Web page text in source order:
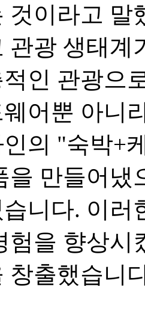
것이라고 말
관광 생태계
인 관광으
어뿐 아니
의 "숙박+
을 만들어냈
니다. 이
험을 향상시
창출했습니